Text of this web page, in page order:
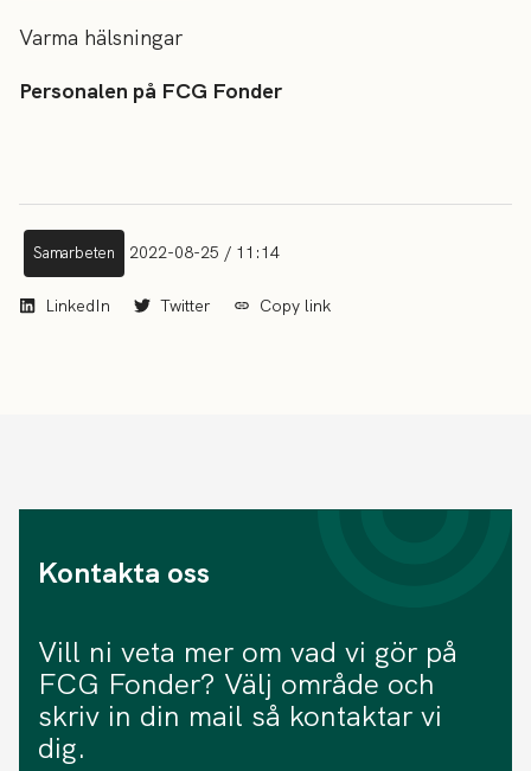
Varma hälsningar
Personalen på FCG Fonder
Samarbeten 2022-08-25 / 11:14
LinkedIn Twitter Copy link
Kontakta oss
Vill ni veta mer om vad vi gör på
FCG Fonder? Välj område och
skriv in din mail så kontaktar vi
dig.